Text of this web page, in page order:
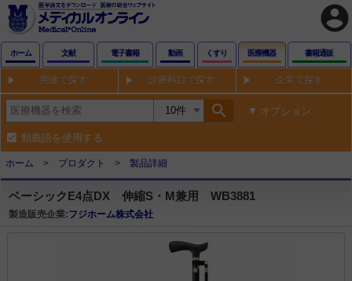
account_circle
ホーム 文献 電子書籍 動画 くすり 医療機器 書籍通販
用途で探す 診療科目で探す 企業で探す
search オプション
類義語を使用する
ホーム プロダクト 製品詳細
ベーシックE4点DX 伸縮S・M兼用 WB3881
製造販売企業:フジホーム株式会社